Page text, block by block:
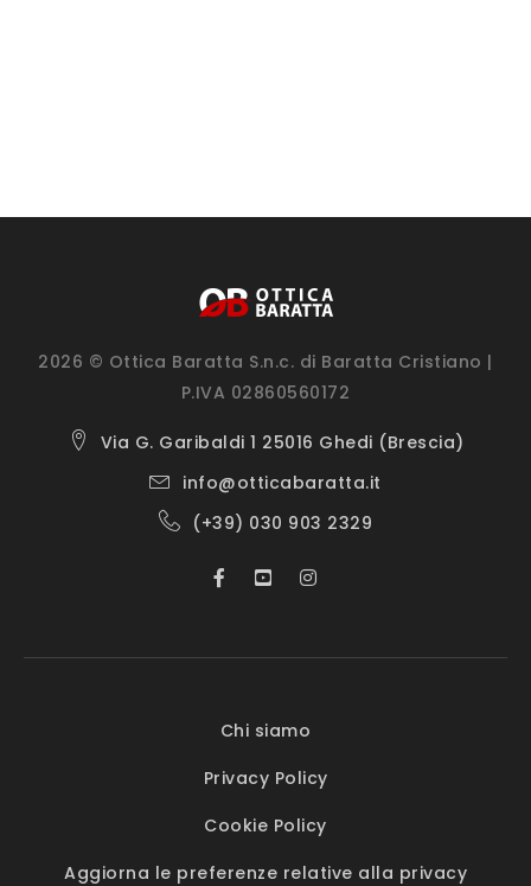
2026 © Ottica Baratta S.n.c. di Baratta Cristiano |
P.IVA 02860560172
Via G. Garibaldi 1 25016 Ghedi (Brescia)
info@otticabaratta.it
(+39) 030 903 2329
Chi siamo
Privacy Policy
Cookie Policy
Aggiorna le preferenze relative alla privacy